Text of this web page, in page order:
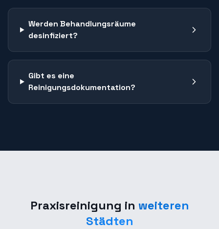
Werden Behandlungsräume
desinfiziert?
Gibt es eine
Reinigungsdokumentation?
Praxisreinigung in weiteren
Städten